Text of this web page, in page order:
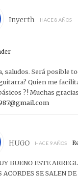
Inyerth HACE 8 AÑOS
saludos. Será posible
Quien me
?! Muchas
HUGO HACE 9 AÑOS
BUENO ESTE
SE SALEN DE